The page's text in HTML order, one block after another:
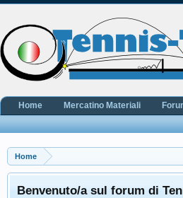
Home
Benvenuto/a sul forum di
Home Mercatino Materiali